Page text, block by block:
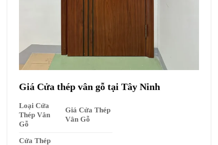
Giá Cửa thép vân gỗ tại Tây Ninh
Loại Cửa
Thép Vân
Gỗ
Giá Cửa Thép
Vân Gỗ
Cửa Thép